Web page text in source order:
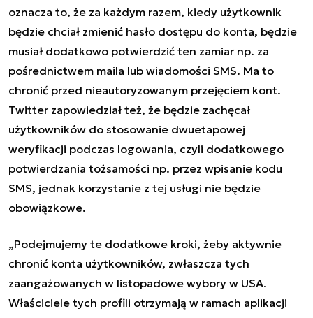
oznacza to, że za każdym razem, kiedy użytkownik
będzie chciał zmienić hasło dostępu do konta, będzie
musiał dodatkowo potwierdzić ten zamiar np. za
pośrednictwem maila lub wiadomości SMS. Ma to
chronić przed nieautoryzowanym przejęciem kont.
Twitter zapowiedział też, że będzie zachęcał
użytkowników do stosowanie dwuetapowej
weryfikacji podczas logowania, czyli dodatkowego
potwierdzania tożsamości np. przez wpisanie kodu
SMS, jednak korzystanie z tej usługi nie będzie
obowiązkowe.
„Podejmujemy te dodatkowe kroki, żeby aktywnie
chronić konta użytkowników, zwłaszcza tych
zaangażowanych w listopadowe wybory w USA.
Właściciele tych profili otrzymają w ramach aplikacji